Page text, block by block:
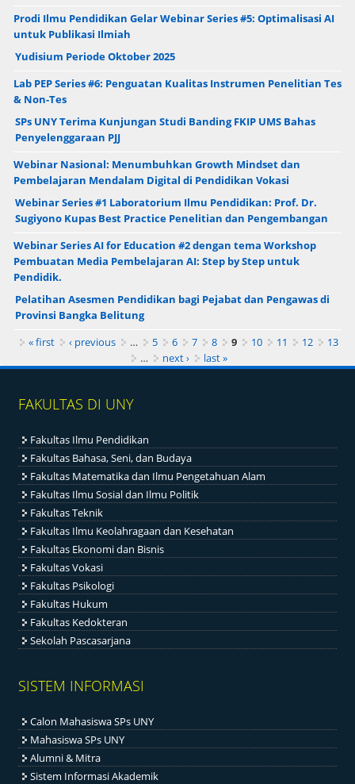
Prodi Ilmu Pendidikan Gelar Webinar Series #5: Optimalisasi AI
untuk Publikasi Ilmiah
Yudisium Periode Oktober 2025
Lab PEP Series #6: Penguatan Kualitas Instrumen Penelitian Tes
& Non-Tes
SPs UNY Terima Kunjungan Studi Banding FKIP UMS Bahas
Penyelenggaraan PJJ
Webinar Nasional: Menumbuhkan Growth Mindset dan
Pembelajaran Mendalam Digital di Pendidikan Vokasi
Webinar Series #1 Laboratorium Ilmu Pendidikan: Prof. Dr.
Sugiyono Kupas Best Practice Penelitian dan Pengembangan
Webinar Series AI for Education #2 dengan tema Workshop
Pembuatan Media Pembelajaran AI: Step by Step untuk
Pendidik.
Pelatihan Asesmen Pendidikan bagi Pejabat dan Pengawas di
Provinsi Bangka Belitung
Pages
« first ‹ previous … 5 6 7 8 9 10 11 12
13
…
next › last »
FAKULTAS DI UNY
Fakultas Ilmu Pendidikan
Fakultas Bahasa, Seni, dan Budaya
Fakultas Matematika dan Ilmu Pengetahuan Alam
Fakultas Ilmu Sosial dan Ilmu Politik
Fakultas Teknik
Fakultas Ilmu Keolahragaan dan Kesehatan
Fakultas Ekonomi dan Bisnis
Fakultas Vokasi
Fakultas Psikologi
Fakultas Hukum
Fakultas Kedokteran
Sekolah Pascasarjana
SISTEM INFORMASI
Calon Mahasiswa SPs UNY
Mahasiswa SPs UNY
Alumni & Mitra
Sistem Informasi Akademik